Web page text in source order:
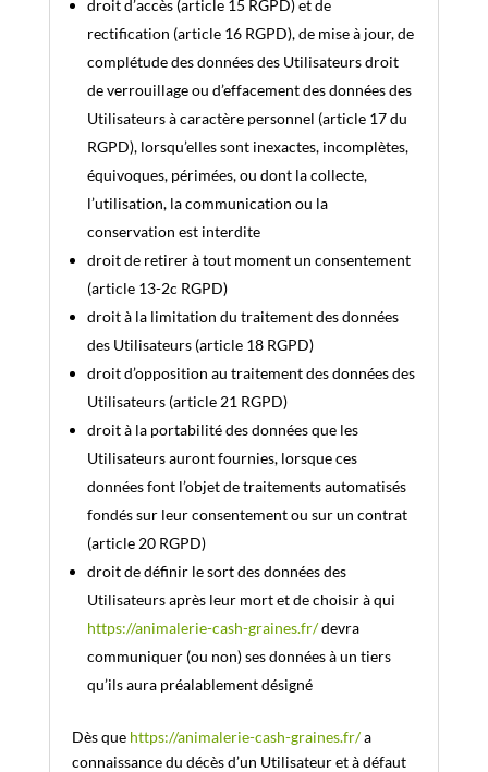
droit d’accès (article 15 RGPD) et de
rectification (article 16 RGPD), de mise à jour, de
complétude des données des Utilisateurs droit
de verrouillage ou d’effacement des données des
Utilisateurs à caractère personnel (article 17 du
RGPD), lorsqu’elles sont inexactes, incomplètes,
équivoques, périmées, ou dont la collecte,
l’utilisation, la communication ou la
conservation est interdite
droit de retirer à tout moment un consentement
(article 13-2c RGPD)
droit à la limitation du traitement des données
des Utilisateurs (article 18 RGPD)
droit d’opposition au traitement des données des
Utilisateurs (article 21 RGPD)
droit à la portabilité des données que les
Utilisateurs auront fournies, lorsque ces
données font l’objet de traitements automatisés
fondés sur leur consentement ou sur un contrat
(article 20 RGPD)
droit de définir le sort des données des
Utilisateurs après leur mort et de choisir à qui
https://animalerie-cash-graines.fr/devra
communiquer (ou non) ses données à un tiers
qu’ils aura préalablement désigné
Dès que https://animalerie-cash-graines.fr/a
connaissance du décès d’un Utilisateur et à défaut